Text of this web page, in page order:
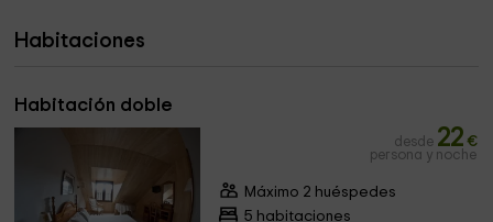
Habitaciones
Habitación doble
desde 22 €
persona y noche
Máximo 2 huéspedes
5 habitaciones